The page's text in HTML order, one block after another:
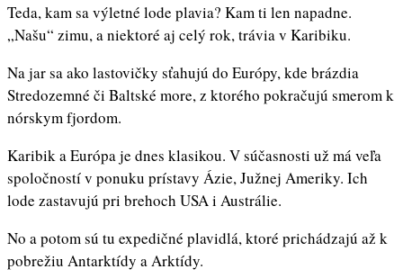
Teda, kam sa výletné lode plavia? Kam ti len napadne.
„Našu“ zimu, a niektoré aj celý rok, trávia v Karibiku.
Na jar sa ako lastovičky sťahujú do Európy, kde brázdia
Stredozemné či Baltské more, z ktorého pokračujú smerom k
nórskym fjordom.
Karibik a Európa je dnes klasikou. V súčasnosti už má veľa
spoločností v ponuku prístavy Ázie, Južnej Ameriky. Ich
lode zastavujú pri brehoch USA i Austrálie.
No a potom sú tu expedičné plavidlá, ktoré prichádzajú až k
pobrežiu Antarktídy a Arktídy.